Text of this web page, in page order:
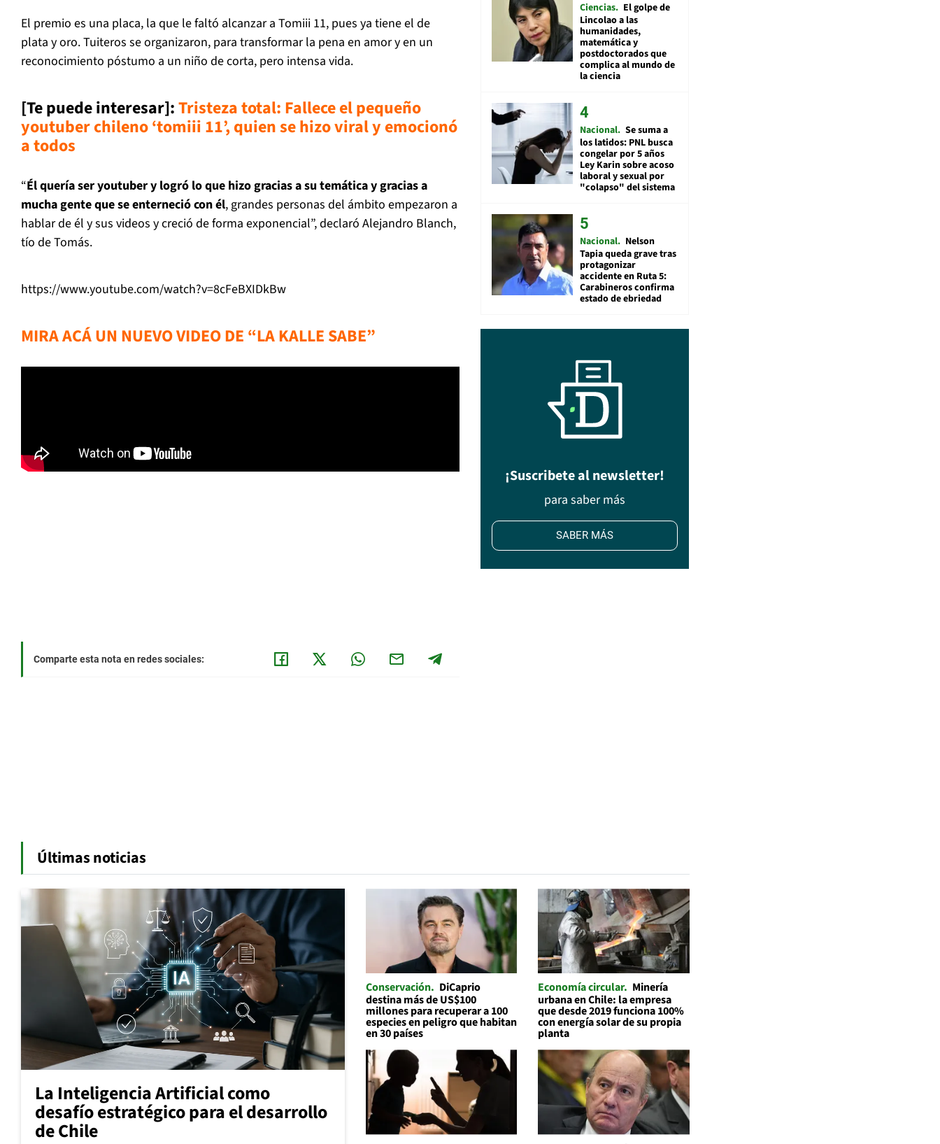
El premio es una placa, la que le faltó alcanzar a Tomiii 11, pues ya tiene el de
plata y oro. Tuiteros se organizaron, para transformar la pena en amor y en un
reconocimiento póstumo a un niño de corta, pero intensa vida.
[Te puede interesar]:Tristeza total: Fallece el pequeño
youtuber chileno ‘tomiii 11’, quien se hizo viral y emocionó
a todos
“Él quería ser youtuber y logró lo que hizo gracias a su temática y gracias a
mucha gente que se enterneció con él, grandes personas del ámbito empezaron a
hablar de él y sus videos y creció de forma exponencial”, declaró Alejandro Blanch,
tío de Tomás.
https://www.youtube.com/watch?v=8cFeBXIDkBw
MIRA ACÁ UN NUEVO VIDEO DE “LA KALLE SABE”
Comparte esta nota en redes sociales:
Ciencias El golpe de
Lincolao a las
humanidades,
matemática y
postdoctorados que
complica al mundo de
la ciencia
Nacional Se suma a
los latidos: PNL busca
congelar por 5 años
Ley Karin sobre acoso
laboral y sexual por
"colapso" del sistema
Nacional Nelson
Tapia queda grave tras
protagonizar
accidente en Ruta 5:
Carabineros confirma
estado de ebriedad
¡Suscribete al newsletter!
para saber más
SABER MÁS
Últimas noticias
La Inteligencia Artificial como
desafío estratégico para el desarrollo
de Chile
Conservación
DiCaprio
destina más de US$100
millones para recuperar a 100
especies en peligro que habitan
en 30 países
Economía circular Minería
urbana en Chile: la empresa
que desde 2019 funciona 100%
con energía solar de su propia
planta